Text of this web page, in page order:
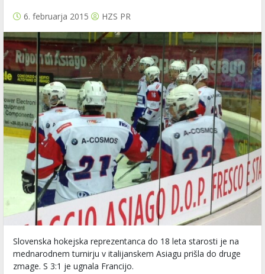
6. februarja 2015 HZS PR
Slovenska hokejska reprezentanca do 18 leta starosti je na
mednarodnem turnirju v italijanskem Asiagu prišla do druge
zmage. S 3:1 je ugnala Francijo.